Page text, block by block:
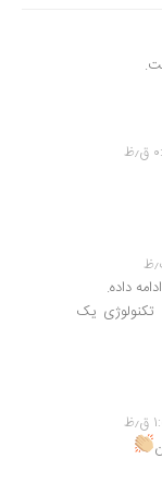
داده.
تکنولوژی یک